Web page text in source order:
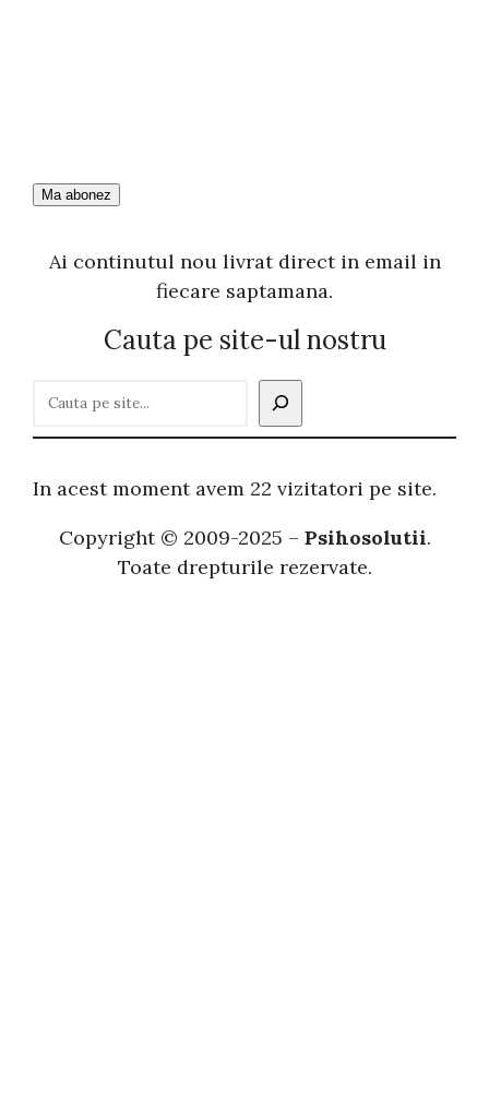
Ai continutul nou livrat direct in email in
fiecare saptamana.
Cauta pe site-ul nostru
t
In acest moment avem 22 vizitatori pe site.
Copyright © 2009-2025 – Psihosolutii.
Toate drepturile rezervate.